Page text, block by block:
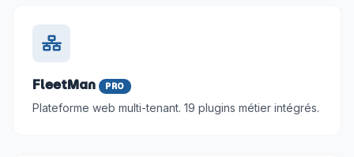
FleetMan PRO
Plateforme web multi-tenant. 19 plugins métier intégrés.